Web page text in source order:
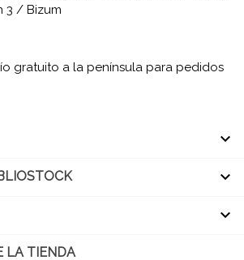
3 / Bizum
gratuito a la península para pedidos



LA TIENDA